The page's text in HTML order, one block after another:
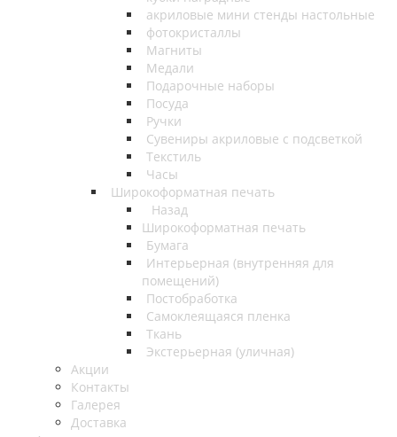
акриловые мини стенды настольные
фотокристаллы
Магниты
Медали
Подарочные наборы
Посуда
Ручки
Сувениры акриловые с подсветкой
Текстиль
Часы
Широкоформатная печать
Назад
Широкоформатная печать
Бумага
Интерьерная (внутренняя для
помещений)
Постобработка
Самоклеящаяся пленка
Ткань
Экстерьерная (уличная)
Акции
Контакты
Галерея
Доставка